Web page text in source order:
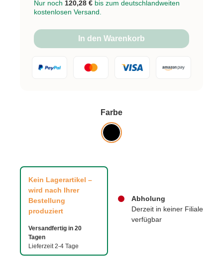
Kein Lagerartikel –
wird nach Ihrer
Bestellung
produziert
Versandfertig in 20
Tagen
Lieferzeit 2-4 Tage
Abholung
Derzeit in keiner Filiale
verfügbar
Farbeauswählen
Nur noch 120,28 € bis zum deutschlandweiten
kostenlosen Versand.
In den Warenkorb